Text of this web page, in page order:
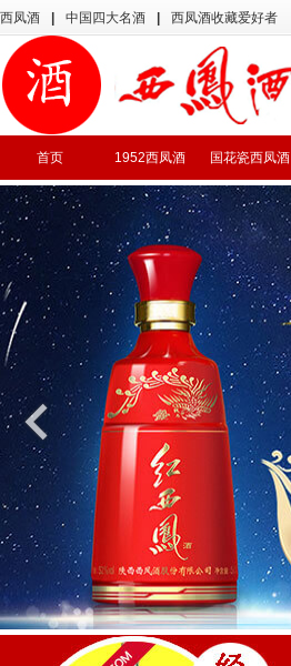
西凤酒 中国四大名酒 西凤酒收藏爱好者
首页 1952西凤酒 国花瓷西凤酒